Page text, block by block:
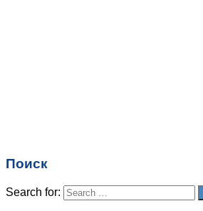
Поиск
Search for: